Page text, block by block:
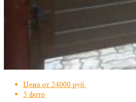
Цена от 24000 руб.
5 фото